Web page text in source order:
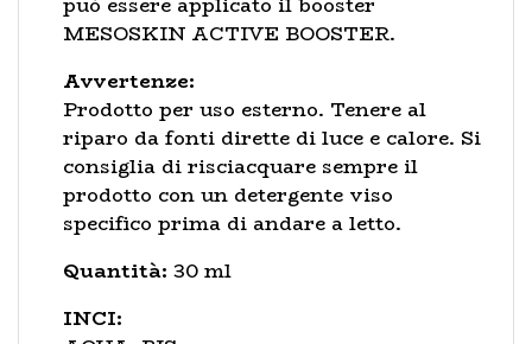
MESOSKIN ACTIVE BOOSTER.
Avvertenze:
Prodotto per uso esterno. Tenere al
riparo da fonti dirette di luce e calore. Si
consiglia di risciacquare sempre il
prodotto con un detergente viso
specifico prima di andare a letto.
Quantità: 30 ml
INCI: